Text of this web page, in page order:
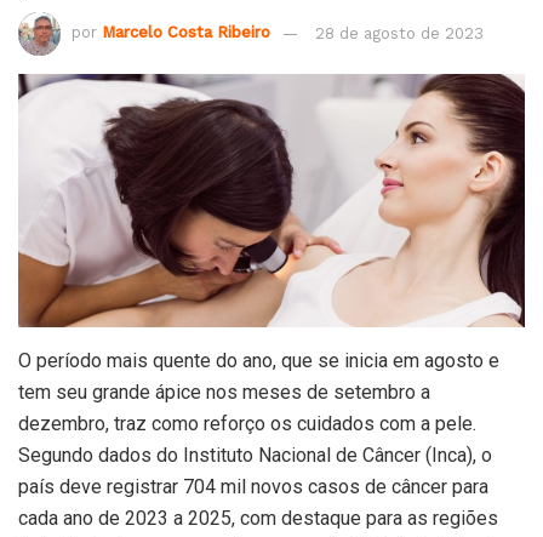
por Marcelo Costa Ribeiro 28 de agosto de 2023
O período mais quente do ano, que se inicia em agosto e
tem seu grande ápice nos meses de setembro a
dezembro, traz como reforço os cuidados com a pele.
Segundo dados do Instituto Nacional de Câncer (Inca), o
país deve registrar 704 mil novos casos de câncer para
cada ano de 2023 a 2025, com destaque para as regiões